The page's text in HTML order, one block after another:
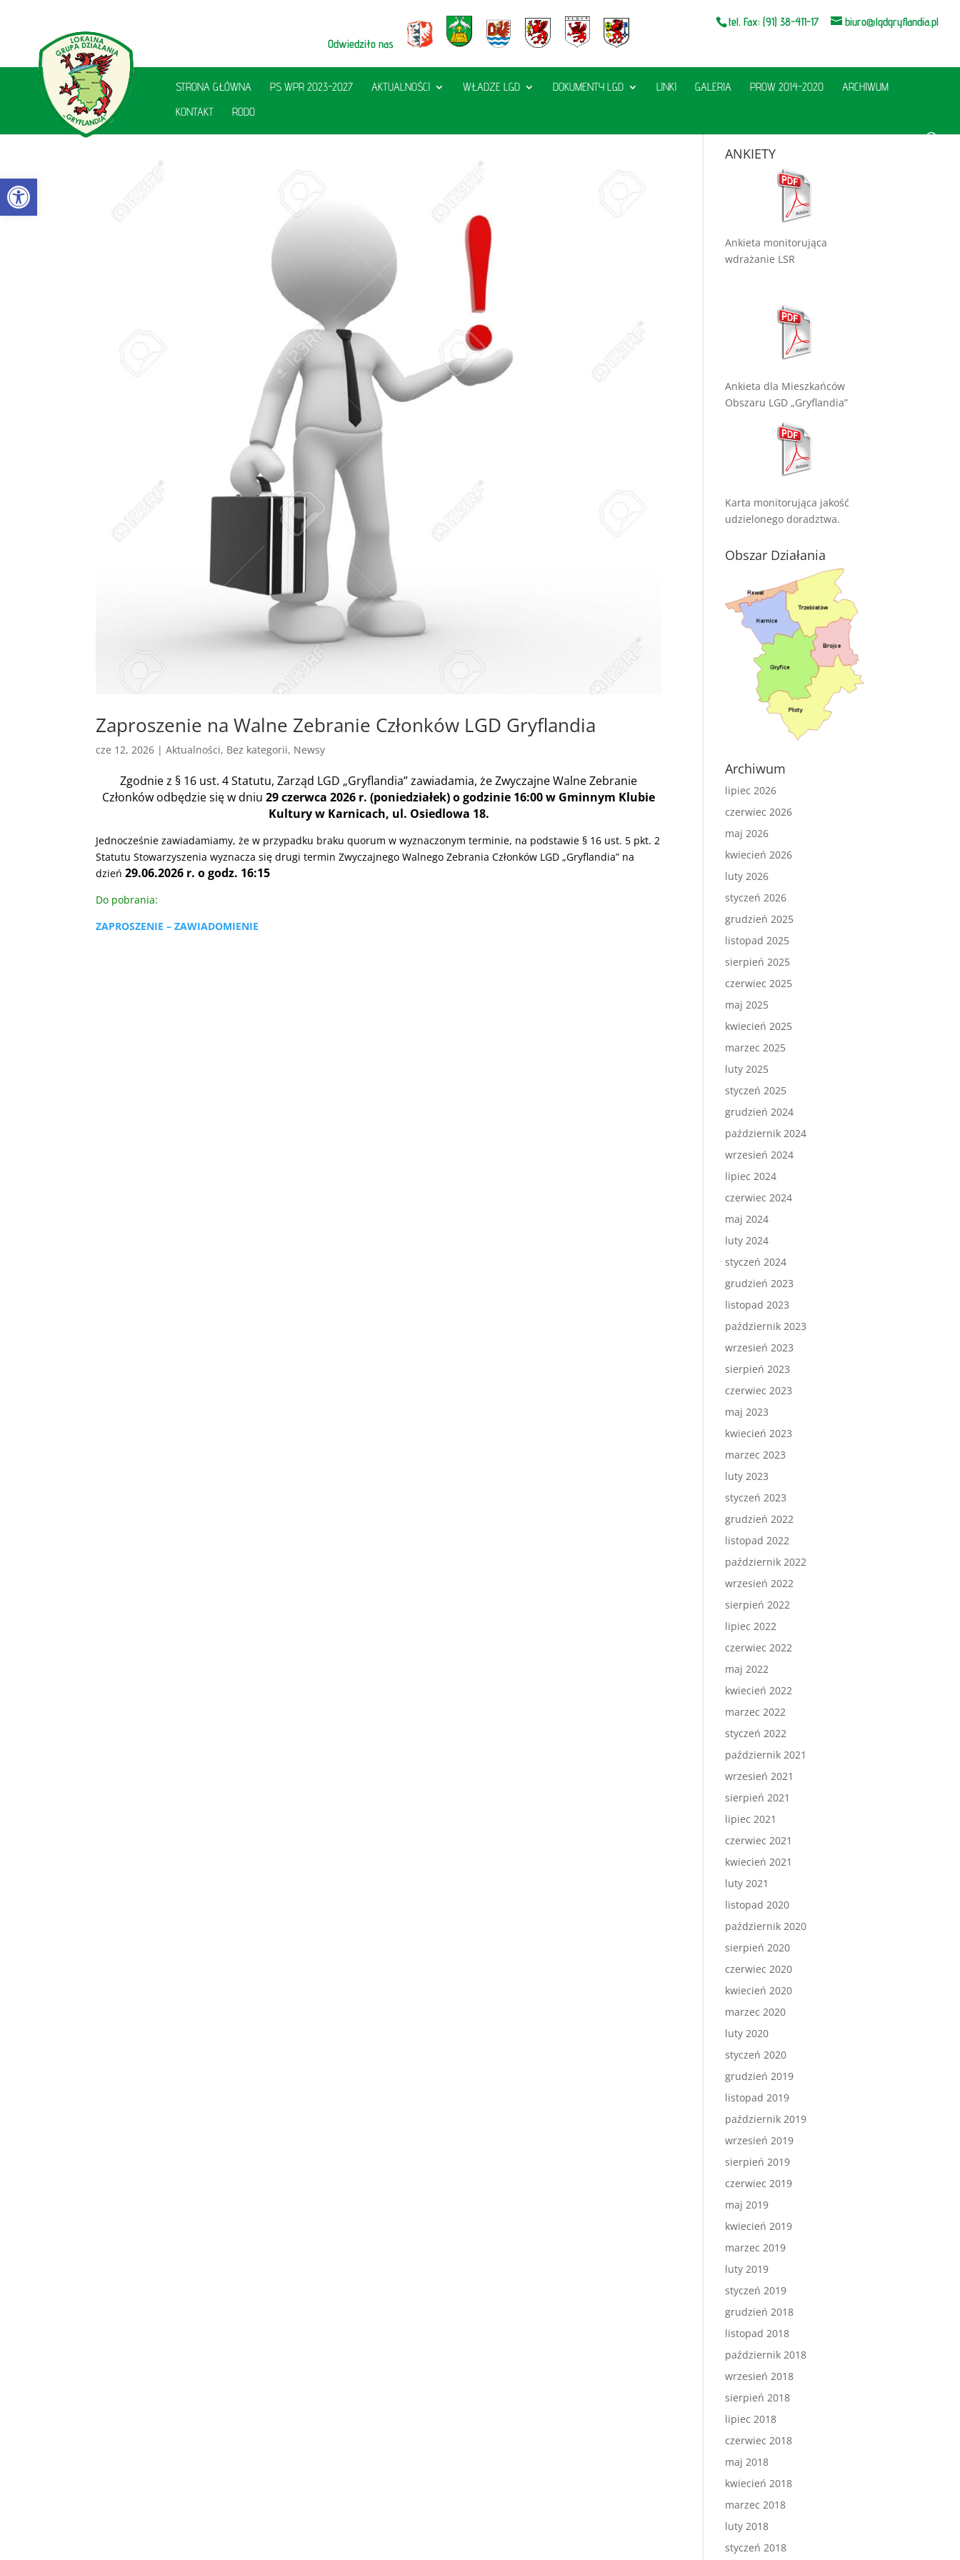
Otwórz pasek narzędzi
tel. Fax: (91) 38-411-17
biuro@lgdgryflandia.pl
Odwiedziło nas
STRONA GŁÓWNA PS WPR 2023-2027 AKTUALNOŚCI WŁADZE LGD DOKUMENTY LGD LINKI GALERIA PROW 2014-2020
ARCHIWUM
KONTAKT
RODO
Zaproszenie na Walne Zebranie Członków LGD Gryflandia
cze 12, 2026 |Aktualności, Bez kategorii, Newsy
Zgodnie z § 16 ust. 4 Statutu, Zarząd LGD „Gryflandia” zawiadamia, że Zwyczajne Walne Zebranie
Członków odbędziesię w dniu 29 czerwca 2026 r. (poniedziałek) o godzinie 16:00w Gminnym Klubie
Kultury w Karnicach, ul. Osiedlowa 18.
Jednocześnie zawiadamiamy, że w przypadku braku quorum w wyznaczonym terminie, na podstawie § 16 ust. 5 pkt. 2
Statutu Stowarzyszenia wyznacza się drugi termin Zwyczajnego Walnego Zebrania Członków LGD „Gryflandia” na
dzień 29.06.2026 r. o godz. 16:15
Do pobrania:
ZAPROSZENIE – ZAWIADOMIENIE
ANKIETY
Ankieta monitorująca
wdrażanie LSR
Ankieta dla Mieszkańców
Obszaru LGD „Gryflandia”
Karta monitorująca jakość
udzielonego doradztwa.
Obszar Działania
Archiwum
lipiec 2026
czerwiec 2026
maj 2026
kwiecień 2026
luty 2026
styczeń 2026
grudzień 2025
listopad 2025
sierpień 2025
czerwiec 2025
maj 2025
kwiecień 2025
marzec 2025
luty 2025
styczeń 2025
grudzień 2024
październik 2024
wrzesień 2024
lipiec 2024
czerwiec 2024
maj 2024
luty 2024
styczeń 2024
grudzień 2023
listopad 2023
październik 2023
wrzesień 2023
sierpień 2023
czerwiec 2023
maj 2023
kwiecień 2023
marzec 2023
luty 2023
styczeń 2023
grudzień 2022
listopad 2022
październik 2022
wrzesień 2022
sierpień 2022
lipiec 2022
czerwiec 2022
maj 2022
kwiecień 2022
marzec 2022
styczeń 2022
październik 2021
wrzesień 2021
sierpień 2021
lipiec 2021
czerwiec 2021
kwiecień 2021
luty 2021
listopad 2020
październik 2020
sierpień 2020
czerwiec 2020
kwiecień 2020
marzec 2020
luty 2020
styczeń 2020
grudzień 2019
listopad 2019
październik 2019
wrzesień 2019
sierpień 2019
czerwiec 2019
maj 2019
kwiecień 2019
marzec 2019
luty 2019
styczeń 2019
grudzień 2018
listopad 2018
październik 2018
wrzesień 2018
sierpień 2018
lipiec 2018
czerwiec 2018
maj 2018
kwiecień 2018
marzec 2018
luty 2018
styczeń 2018